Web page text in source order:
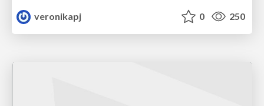
veronikapj
0 250